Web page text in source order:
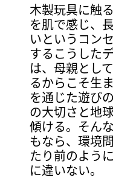
木製玩具に触
を肌で感じ、
いというコン
するこうした
は、母親とし
るからこそ生
を通じた遊び
の大切さと地
傾ける。そん
もなら、環境
たり前のよう
に違いない。